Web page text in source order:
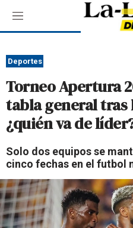
M
e
ú
Deportes
Torneo Apertura
tabla general tras
¿quién va de
Solo dos equipos se
cinco fechas en el futbol